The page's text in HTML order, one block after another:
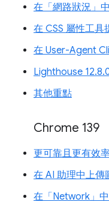
在「網路狀況」
在 CSS 屬性工具
在 User-Agent
Lighthouse
其他重點
Chrome 139
更可靠且更有效
在 AI 助理中上傳
在「Network」